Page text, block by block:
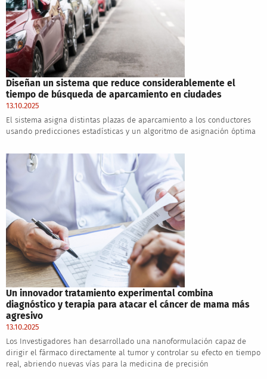
Diseñan un sistema que reduce considerablemente el
tiempo de búsqueda de aparcamiento en ciudades
13.10.2025
El sistema asigna distintas plazas de aparcamiento a los conductores
usando predicciones estadísticas y un algoritmo de asignación óptima
Un innovador tratamiento experimental combina
diagnóstico y terapia para atacar el cáncer de mama más
agresivo
13.10.2025
Los Investigadores han desarrollado una nanoformulación capaz de
dirigir el fármaco directamente al tumor y controlar su efecto en tiempo
real, abriendo nuevas vías para la medicina de precisión